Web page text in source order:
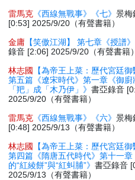
雷馬克 《西線無戰事》《七》景梅
[0:53] 2025/9/20（有聲書籍）
金庸 【笑傲江湖】 第七章《授譜》
錄音 [2:06] 2025/9/20（有聲書籍）
林志國
【為帝王上菜：歷代宮廷御
第五篇《遼宋時代》第一章《御廚
「羓」成「木乃伊」》書亞錄音
2025/9/20（有聲書籍）
雷馬克 《西線無戰事》《六》景梅
[0:48] 2025/9/13（有聲書籍）
林志國
【為帝王上菜：歷代宮廷御
第四篇《隋唐五代時代》第十一章
的“紅綾餅”與“紅虯脯”》書亞錄音
2025/9/13（有聲書籍）